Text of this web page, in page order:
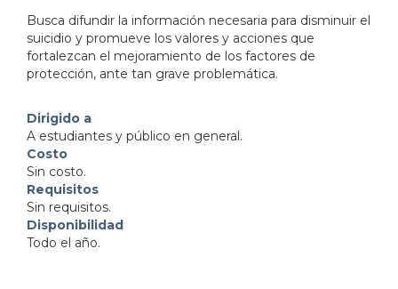
Busca difundir la información necesaria para disminuir el
suicidio y promueve los valores y acciones que
fortalezcan el mejoramiento de los factores de
protección, ante tan grave problemática.
Dirigido a
A estudiantes y público en general.
Costo
Sin costo.
Requisitos
Sin requisitos.
Disponibilidad
Todo el año.